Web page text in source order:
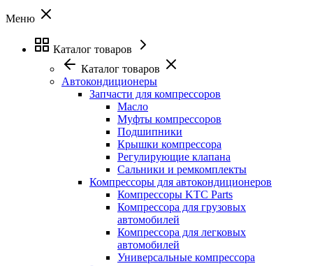
Меню
Каталог товаров
Каталог товаров
Автокондиционеры
Запчасти для компрессоров
Масло
Муфты компрессоров
Подшипники
Крышки компрессора
Регулирующие клапана
Сальники и ремкомплекты
Компрессоры для автокондиционеров
Компрессоры KTC Parts
Компрессора для грузовых
автомобилей
Компрессора для легковых
автомобилей
Универсальные компрессора